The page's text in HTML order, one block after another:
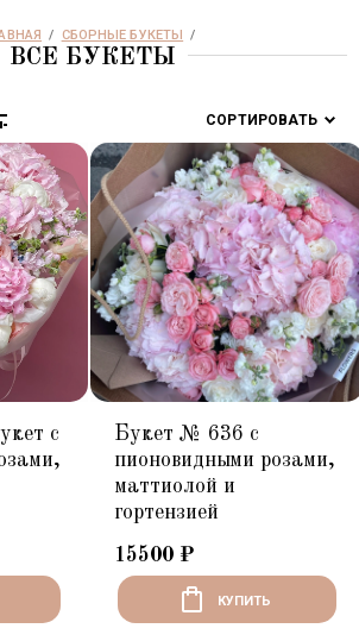
  /
СБОРНЫЕ БУКЕТЫ
  /
ВСЕ БУКЕТЫ
СБРОСИТЬ (0)
СОРТИРОВАТЬ
с
Букет № 636 с
пионовидными розами,
маттиолой и
гортензией
15500 ₽
КУПИТЬ